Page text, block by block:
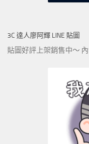
3C 達人廖阿輝 LINE 貼圖
貼圖好評上架銷售中～